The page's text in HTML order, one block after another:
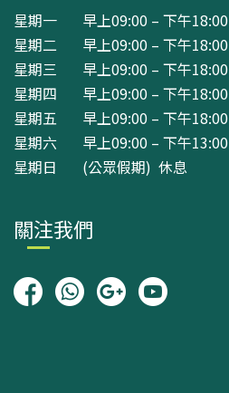
星期一 早上09:00 – 下午18:00
星期二 早上09:00 – 下午18:00
星期三 早上09:00 – 下午18:00
星期四 早上09:00 – 下午18:00
星期五 早上09:00 – 下午18:00
星期六 早上09:00 – 下午13:00
星期日 (公眾假期) 休息
關注我們